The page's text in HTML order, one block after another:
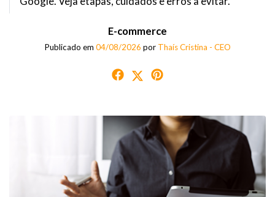
E-commerce
Publicado em 04/08/2026 por Thaís Cristina - CEO